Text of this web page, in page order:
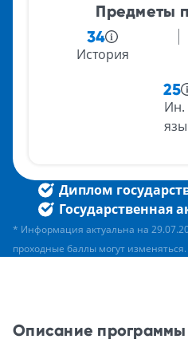
Предметы
34
История
25
Ин.
Диплом
Государственная
* Информация актуальна на
проходные баллы могут изменяться.
Описание программы